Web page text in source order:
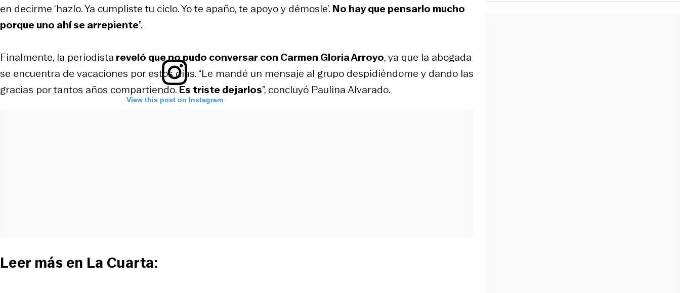
View this post on Instagram
en decirme ‘hazlo. Ya cumpliste tu ciclo. Yo te apaño, te apoyo y démosle’. No hay que pensarlo mucho
porque uno ahí se arrepiente”.
Finalmente, la periodista reveló que no pudo conversar con Carmen Gloria Arroyo, ya que la abogada
se encuentra de vacaciones por estos días. “Le mandé un mensaje al grupo despidiéndome y dando las
gracias por tantos años compartiendo.Es triste dejarlos”, concluyó Paulina Alvarado.
Leer más en La Cuarta: